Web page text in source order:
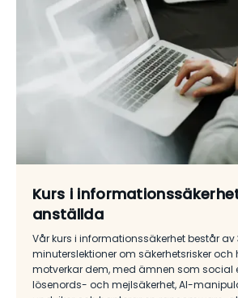
Kurs i
anställda
Vår kurs i informationssäkerhet består av
minuterslektioner om säkerhetsrisker och
motverkar dem, med ämnen som social
lösenords- och mejlsäkerhet, AI-